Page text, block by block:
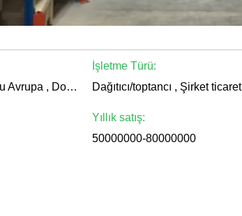
Güney Amerika , Doğu Avrupa , Doğu Asya , Güneydoğu Asya , Orta Doğu , Afrika
İşletme Türü:
Dağıtıcı/toptancı , Şirket ticaret
Yıllık satış:
50000000-80000000